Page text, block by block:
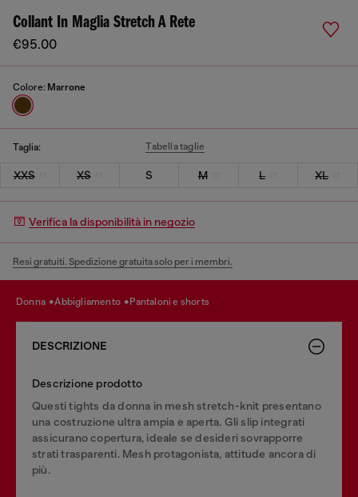
Collant In Maglia Stretch A Rete
€95.00
Colore: Marrone
Taglia: Tabella taglie
XXS XS S M L XL
Verifica la disponibilità in negozio
Resi gratuiti. Spedizione gratuita solo per i membri.
donna abbigliamento pantaloni e shorts
DESCRIZIONE
Descrizione prodotto
Questi tights da donna in mesh stretch-knit presentano
una costruzione ultra ampia e aperta. Gli slip integrati
assicurano copertura, ideale se desideri sovrapporre
strati trasparenti. Mesh protagonista, attitude ancora di
più.